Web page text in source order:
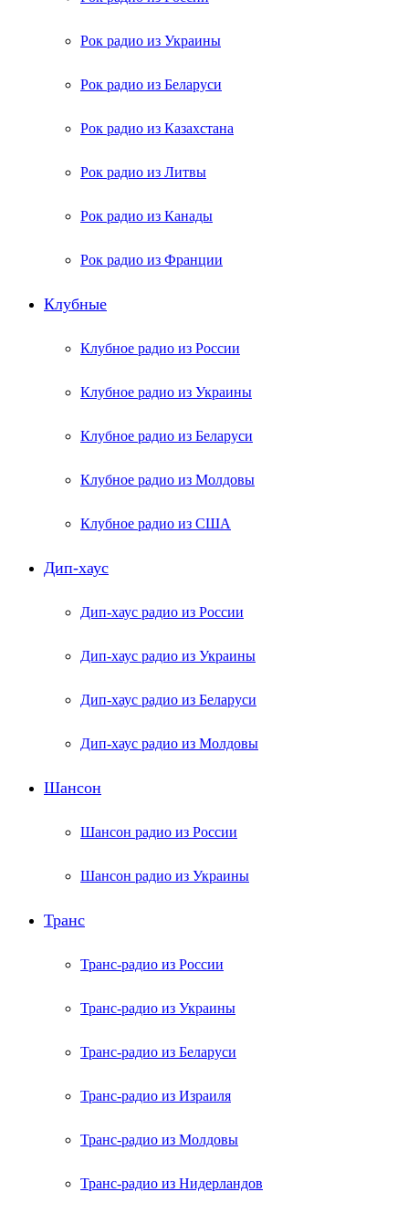
Рок радио из Украины
Рок радио из Беларуси
Рок радио из Казахстана
Рок радио из Литвы
Рок радио из Канады
Рок радио из Франции
Клубные
Клубное радио из России
Клубное радио из Украины
Клубное радио из Беларуси
Клубное радио из Молдовы
Клубное радио из США
Дип-хаус
Дип-хаус радио из России
Дип-хаус радио из Украины
Дип-хаус радио из Беларуси
Дип-хаус радио из Молдовы
Шансон
Шансон радио из России
Шансон радио из Украины
Транс
Транс-радио из России
Транс-радио из Украины
Транс-радио из Беларуси
Транс-радио из Израиля
Транс-радио из Молдовы
Транс-радио из Нидерландов